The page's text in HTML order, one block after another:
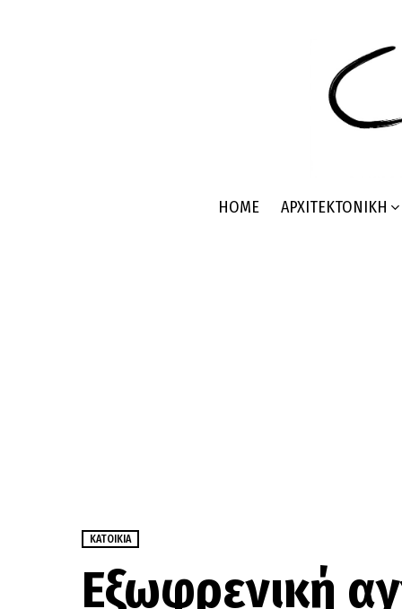
HOME ΑΡΧΙΤΕΚΤΟΝΙΚΉ
ΚΑΤΟΙΚΊΑ
Εξωφρενική